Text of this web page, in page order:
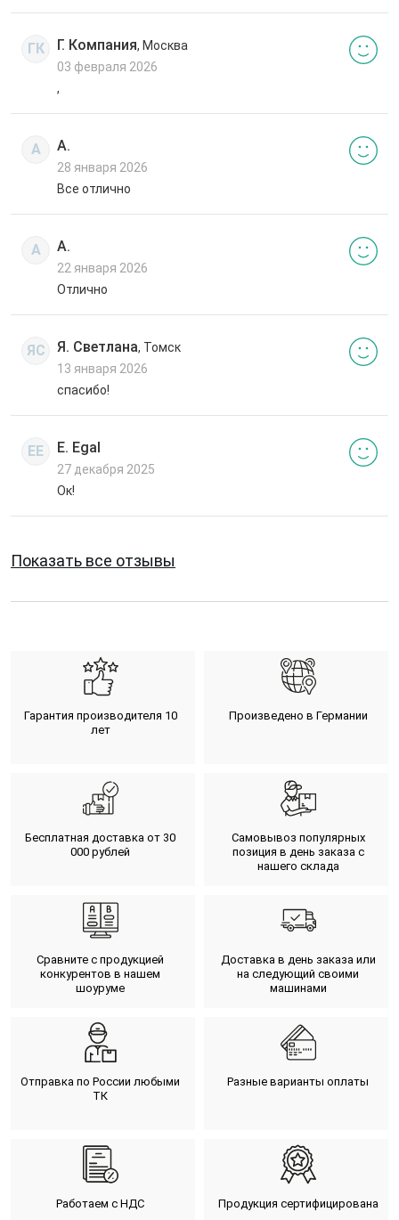
ГК Г. Компания, Москва
03 февраля 2026
,
А А.
28 января 2026
Все отлично
А А.
22 января 2026
Отлично
ЯС Я. Светлана, Томск
13 января 2026
спасибо!
EE E. Egal
27 декабря 2025
Ок!
Показать все отзывы
Гарантия производителя 10
лет
Произведено в Германии
Бесплатная доставка от 30
000 рублей
Самовывоз популярных
позиция в день заказа с
нашего склада
Сравните с продукцией
конкурентов в нашем
шоуруме
Доставка в день заказа или
на следующий своими
машинами
Отправка по России любыми
ТК
Разные варианты оплаты
Работаем с НДС Продукция сертифицирована